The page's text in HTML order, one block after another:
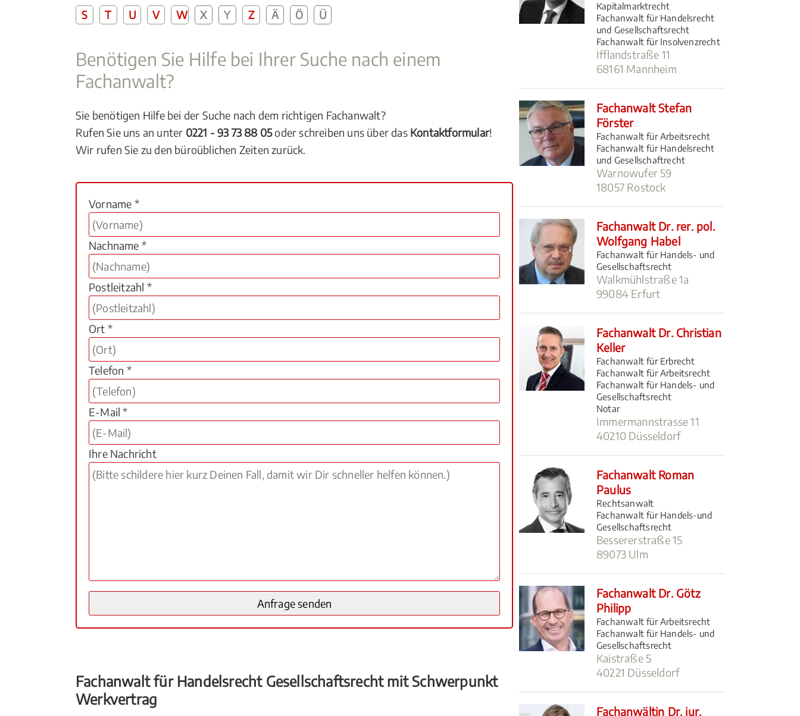
S
T U V W X Y Z Ä Ö Ü
Benötigen Sie Hilfe bei Ihrer Suche nach einem
Fachanwalt?
Sie benötigen Hilfe bei der Suche nach dem richtigen Fachanwalt?
Rufen Sie uns an unter 0221 - 93 73 88 05oder schreiben uns über das Kontaktformular!
Wir rufen Sie zu den büroüblichen Zeiten zurück.
Vorname *
Nachname *
Postleitzahl *
Ort *
Telefon *
E-Mail *
Ihre Nachricht
Fachanwalt für Handelsrecht Gesellschaftsrecht mit Schwerpunkt
Werkvertrag
Kapitalmarktrecht
Fachanwalt für Handelsrecht
und Gesellschaftsrecht
Fachanwalt für Insolvenzrecht
Ifflandstraße 11
68161 Mannheim
Fachanwalt Stefan
Förster
Fachanwalt für Arbeitsrecht
Fachanwalt für Handelsrecht
und Gesellschaftrecht
Warnowufer 59
18057 Rostock
Fachanwalt Dr. rer. pol.
Wolfgang Habel
Fachanwalt für Handels- und
Gesellschaftsrecht
Walkmühlstraße 1a
99084 Erfurt
Fachanwalt Dr. Christian
Keller
Fachanwalt für Erbrecht
Fachanwalt für Arbeitsrecht
Fachanwalt für Handels- und
Gesellschaftsrecht
Notar
Immermannstrasse 11
40210 Düsseldorf
Fachanwalt Roman
Paulus
Rechtsanwalt
Fachanwalt für Handels-und
Gesellschaftsrecht
Bessererstraße 15
89073 Ulm
Fachanwalt Dr. Götz
Philipp
Fachanwalt für Arbeitsrecht
Fachanwalt für Handels- und
Gesellschaftsrecht
Kaistraße 5
40221 Düsseldorf
Fachanwältin Dr. iur.